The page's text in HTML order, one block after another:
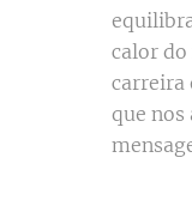
calor do
carreira
que nos